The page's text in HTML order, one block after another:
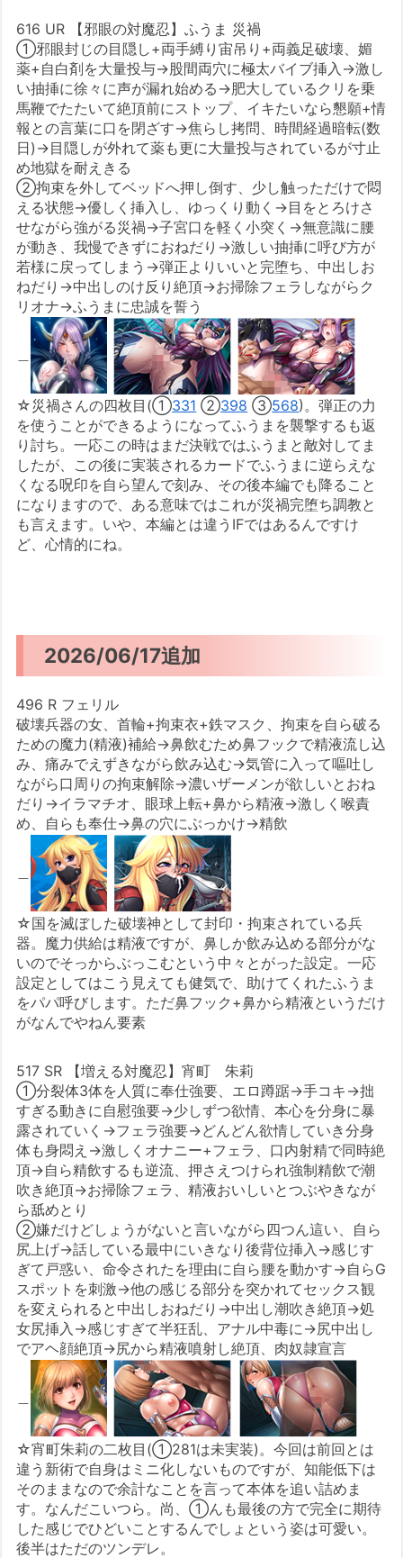
616 UR 【邪眼の対魔忍】ふうま 災禍
①邪眼封じの目隠し+両手縛り宙吊り+両義足破壊、媚
薬+自白剤を大量投与→股間両穴に極太バイブ挿入→激し
い抽挿に徐々に声が漏れ始める→肥大しているクリを乗
馬鞭でたたいて絶頂前にストップ、イキたいなら懇願+情
報との言葉に口を閉ざす→焦らし拷問、時間経過暗転(数
日)→目隠しが外れて薬も更に大量投与されているが寸止
め地獄を耐えきる
②拘束を外してベッドへ押し倒す、少し触っただけで悶
える状態→優しく挿入し、ゆっくり動く→目をとろけさ
せながら強がる災禍→子宮口を軽く小突く→無意識に腰
が動き、我慢できずにおねだり→激しい抽挿に呼び方が
若様に戻ってしまう→弾正よりいいと完堕ち、中出しお
ねだり→中出しのけ反り絶頂→お掃除フェラしながらク
リオナ→ふうまに忠誠を誓う
＿
☆災禍さんの四枚目(①331 ②398 ③568)。弾正の力
を使うことができるようになってふうまを襲撃するも返
り討ち。一応この時はまだ決戦ではふうまと敵対してま
したが、この後に実装されるカードでふうまに逆らえな
くなる呪印を自ら望んで刻み、その後本編でも降ること
になりますので、ある意味ではこれが災禍完堕ち調教と
も言えます。いや、本編とは違うIFではあるんですけ
ど、心情的にね。
2026/06/17追加
496 R フェリル
破壊兵器の女、首輪+拘束衣+鉄マスク、拘束を自ら破る
ための魔力(精液)補給→鼻飲むため鼻フックで精液流し込
み、痛みでえずきながら飲み込む→気管に入って嘔吐し
ながら口周りの拘束解除→濃いザーメンが欲しいとおね
だり→イラマチオ、眼球上転+鼻から精液→激しく喉責
め、自らも奉仕→鼻の穴にぶっかけ→精飲
＿
☆国を滅ぼした破壊神として封印・拘束されている兵
器。魔力供給は精液ですが、鼻しか飲み込める部分がな
いのでそっからぶっこむという中々とがった設定。一応
設定としてはこう見えても健気で、助けてくれたふうま
をパパ呼びします。ただ鼻フック+鼻から精液というだけ
がなんでやねん要素
517 SR 【増える対魔忍】宵町 朱莉
①分裂体3体を人質に奉仕強要、エロ蹲踞→手コキ→拙
すぎる動きに自慰強要→少しずつ欲情、本心を分身に暴
露されていく→フェラ強要→どんどん欲情していき分身
体も身悶え→激しくオナニー+フェラ、口内射精で同時絶
頂→自ら精飲するも逆流、押さえつけられ強制精飲で潮
吹き絶頂→お掃除フェラ、精液おいしいとつぶやきなが
ら舐めとり
②嫌だけどしょうがないと言いながら四つん這い、自ら
尻上げ→話している最中にいきなり後背位挿入→感じす
ぎて戸惑い、命令されたを理由に自ら腰を動かす→自らG
スポットを刺激→他の感じる部分を突かれてセックス観
を変えられると中出しおねだり→中出し潮吹き絶頂→処
女尻挿入→感じすぎて半狂乱、アナル中毒に→尻中出し
でアヘ顔絶頂→尻から精液噴射し絶頂、肉奴隷宣言
＿
☆宵町朱莉の二枚目(①281は未実装)。今回は前回とは
違う新術で自身はミニ化しないものですが、知能低下は
そのままなので余計なことを言って本体を追い詰めま
す。なんだこいつら。尚、①んも最後の方で完全に期待
した感じでひどいことするんでしょという姿は可愛い。
後半はただのツンデレ。